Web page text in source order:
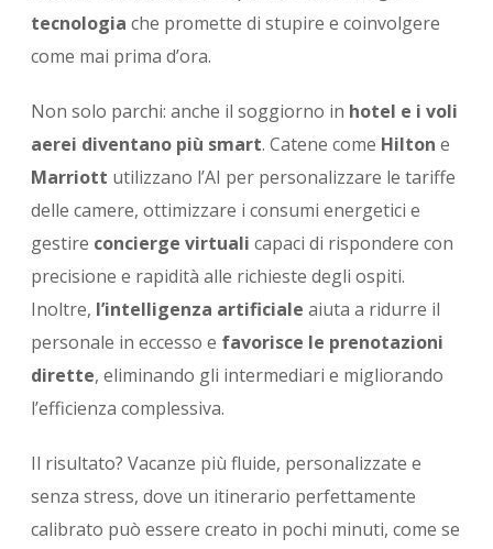
tecnologia che promette di stupire e coinvolgere
come mai prima d’ora.
Non solo parchi: anche il soggiorno in hotel e i voli
aerei diventano più smart. Catene come Hilton e
Marriott utilizzano l’AI per personalizzare le tariffe
delle camere, ottimizzare i consumi energetici e
gestire concierge virtuali capaci di rispondere con
precisione e rapidità alle richieste degli ospiti.
Inoltre, l’intelligenza artificiale aiuta a ridurre il
personale in eccesso e favorisce le prenotazioni
dirette, eliminando gli intermediari e migliorando
l’efficienza complessiva.
Il risultato? Vacanze più fluide, personalizzate e
senza stress, dove un itinerario perfettamente
calibrato può essere creato in pochi minuti, come se